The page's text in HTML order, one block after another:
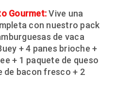
Gourmet:Vive una
con nuestro pack
de vaca
+ 4 panes brioche +
+ 1 paquete de queso
de bacon fresco + 2